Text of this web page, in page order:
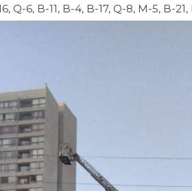
Q-6, B-11, B-4, B-17, Q-8, M-5, B-